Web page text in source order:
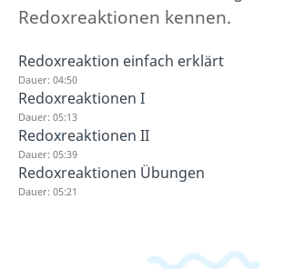
Redoxreaktionen kennen.
Redoxreaktion einfach erklärt
Dauer: 04:50
Redoxreaktionen I
Dauer: 05:13
Redoxreaktionen II
Dauer: 05:39
Redoxreaktionen Übungen
Dauer: 05:21